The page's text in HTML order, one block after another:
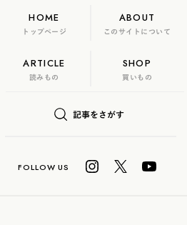
HOME
トップページ
ABOUT
このサイトについて
ARTICLE
読みもの
SHOP
買いもの
記事をさがす